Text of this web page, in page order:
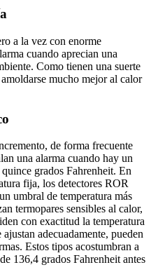
a la vez con enorme
cuando aprecian una
Como tienen una suerte
mucho mejor al calor
de forma frecuente
una alarma cuando hay un
grados Fahrenheit. En
fija, los detectores ROR
umbral de temperatura más
termopares sensibles al calor,
con exactitud la temperatura
adecuadamente, pueden
Estos tipos acostumbran a
136,4 grados Fahrenheit antes